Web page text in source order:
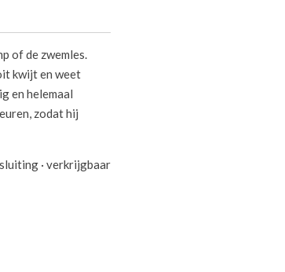
of de zwemles.
kwijt en weet
en helemaal
zodat hij
· verkrijgbaar